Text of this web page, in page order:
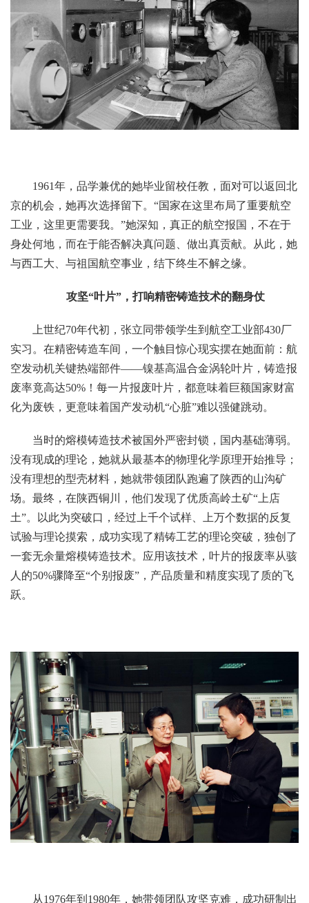
1961年，品学兼优的她毕业留校任教，面对可以返回北
京的机会，她再次选择留下。“国家在这里布局了重要航空
工业，这里更需要我。”她深知，真正的航空报国，不在于
身处何地，而在于能否解决真问题、做出真贡献。从此，她
与西工大、与祖国航空事业，结下终生不解之缘。
攻坚“叶片”，打响精密铸造技术的翻身仗
上世纪70年代初，张立同带领学生到航空工业部430厂
实习。在精密铸造车间，一个触目惊心现实摆在她面前：航
空发动机关键热端部件——镍基高温合金涡轮叶片，铸造报
废率竟高达50%！每一片报废叶片，都意味着巨额国家财富
化为废铁，更意味着国产发动机“心脏”难以强健跳动。
当时的熔模铸造技术被国外严密封锁，国内基础薄弱。
没有现成的理论，她就从最基本的物理化学原理开始推导；
没有理想的型壳材料，她就带领团队跑遍了陕西的山沟矿
场。最终，在陕西铜川，他们发现了优质高岭土矿“上店
土”。以此为突破口，经过上千个试样、上万个数据的反复
试验与理论摸索，成功实现了精铸工艺的理论突破，独创了
一套无余量熔模铸造技术。应用该技术，叶片的报废率从骇
人的50%骤降至“个别报废”，产品质量和精度实现了质的飞
跃。
从1976年到1980年，她带领团队攻坚克难，成功研制出